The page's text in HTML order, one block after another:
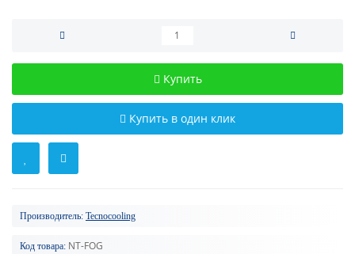
Купить
Купить в один клик
Производитель: Tecnocooling
Код товара: NT-FOG